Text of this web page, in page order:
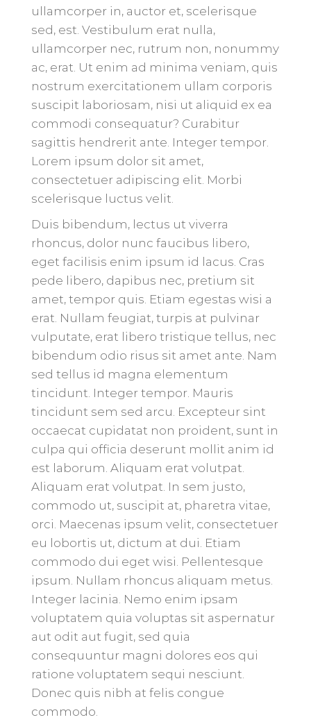
ullamcorper in, auctor et, scelerisque
sed, est. Vestibulum erat nulla,
ullamcorper nec, rutrum non, nonummy
ac, erat. Ut enim ad minima veniam, quis
nostrum exercitationem ullam corporis
suscipit laboriosam, nisi ut aliquid ex ea
commodi consequatur? Curabitur
sagittis hendrerit ante. Integer tempor.
Lorem ipsum dolor sit amet,
consectetuer adipiscing elit. Morbi
scelerisque luctus velit.
Duis bibendum, lectus ut viverra
rhoncus, dolor nunc faucibus libero,
eget facilisis enim ipsum id lacus. Cras
pede libero, dapibus nec, pretium sit
amet, tempor quis. Etiam egestas wisi a
erat. Nullam feugiat, turpis at pulvinar
vulputate, erat libero tristique tellus, nec
bibendum odio risus sit amet ante. Nam
sed tellus id magna elementum
tincidunt. Integer tempor. Mauris
tincidunt sem sed arcu. Excepteur sint
occaecat cupidatat non proident, sunt in
culpa qui officia deserunt mollit anim id
est laborum. Aliquam erat volutpat.
Aliquam erat volutpat. In sem justo,
commodo ut, suscipit at, pharetra vitae,
orci. Maecenas ipsum velit, consectetuer
eu lobortis ut, dictum at dui. Etiam
commodo dui eget wisi. Pellentesque
ipsum. Nullam rhoncus aliquam metus.
Integer lacinia. Nemo enim ipsam
voluptatem quia voluptas sit aspernatur
aut odit aut fugit, sed quia
consequuntur magni dolores eos qui
ratione voluptatem sequi nesciunt.
Donec quis nibh at felis congue
commodo.